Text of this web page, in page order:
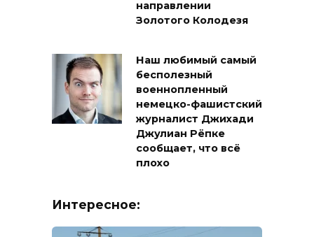
направлении
Золотого Колодезя
Наш любимый самый
бесполезный
военнопленный
немецко-фашистский
журналист Джихади
Джулиан Рёпке
сообщает, что всё
плохо
Интересное: